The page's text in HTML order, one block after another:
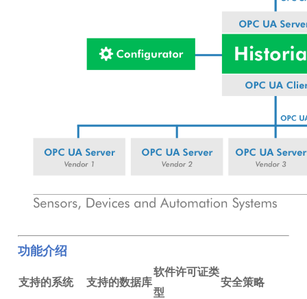
功能介绍
支持的系统 支持的数据库
软件许可证类
型
安全策略